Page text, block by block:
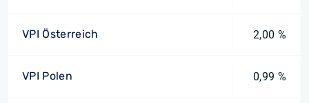
VPI Österreich 2,00 %
VPI Polen 0,99 %